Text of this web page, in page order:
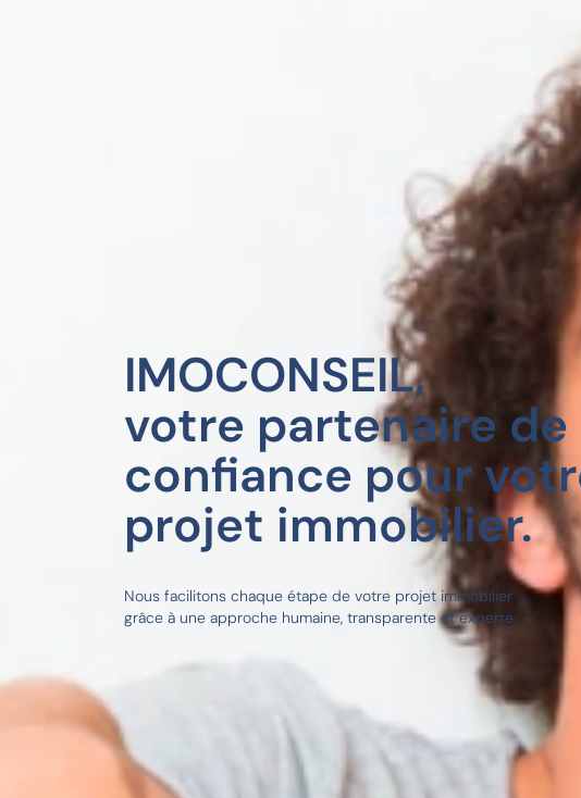
IMOCONSEIL,
votre partenaire de
confiance pour
projet immobilier.
Nous facilitons chaque étape de votre projet immobilier
grâce à une approche humaine, transparente et experte.